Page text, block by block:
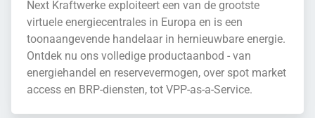
Next Kraftwerke exploiteert een van de grootste
virtuele energiecentrales in Europa en is een
toonaangevende handelaar in hernieuwbare energie.
Ontdek nu ons volledige productaanbod - van
energiehandel en reservevermogen, over spot market
access en BRP-diensten, tot VPP-as-a-Service.